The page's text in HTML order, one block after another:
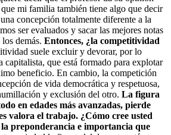
mi familia también tiene algo que decir
concepción totalmente diferente a la
ser evaluados y sacar las mejores notas
demás. Entonces, ¿la competitividad
suele excluir y devorar, por lo
capitalista, que está formado para explotar
beneficio. En cambio, la competición
de vida democrática y respetuosa,
y exclusión del otro. La figura
en edades más avanzadas, pierde
valora el trabajo. ¿Cómo cree usted
preponderancia e importancia que